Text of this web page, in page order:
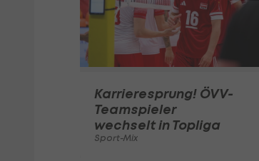
Karrieresprung! ÖVV-
Teamspieler
wechselt in Topliga
Sport-Mix